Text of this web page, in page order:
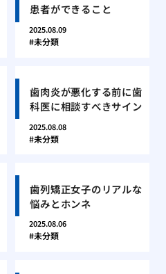
患者ができること
2025.08.09
未分類
歯肉炎が悪化する前に歯
科医に相談すべきサイン
2025.08.08
未分類
歯列矯正女子のリアルな
悩みとホンネ
2025.08.06
未分類